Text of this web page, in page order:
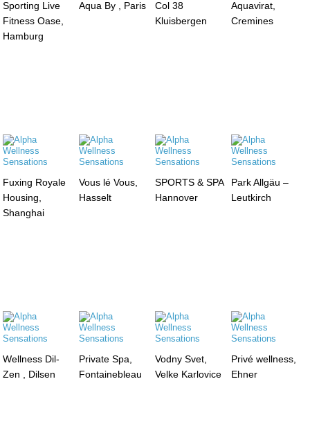
Sporting Live
Fitness Oase,
Hamburg
Aqua By , Paris
Col 38
Kluisbergen
Aquavirat,
Cremines
Fuxing Royale
Housing,
Shanghai
Vous lé Vous,
Hasselt
SPORTS & SPA
Hannover
Park Allgäu –
Leutkirch
Wellness Dil-
Zen , Dilsen
Private Spa,
Fontainebleau
Vodny Svet,
Velke Karlovice
Privé wellness,
Ehner